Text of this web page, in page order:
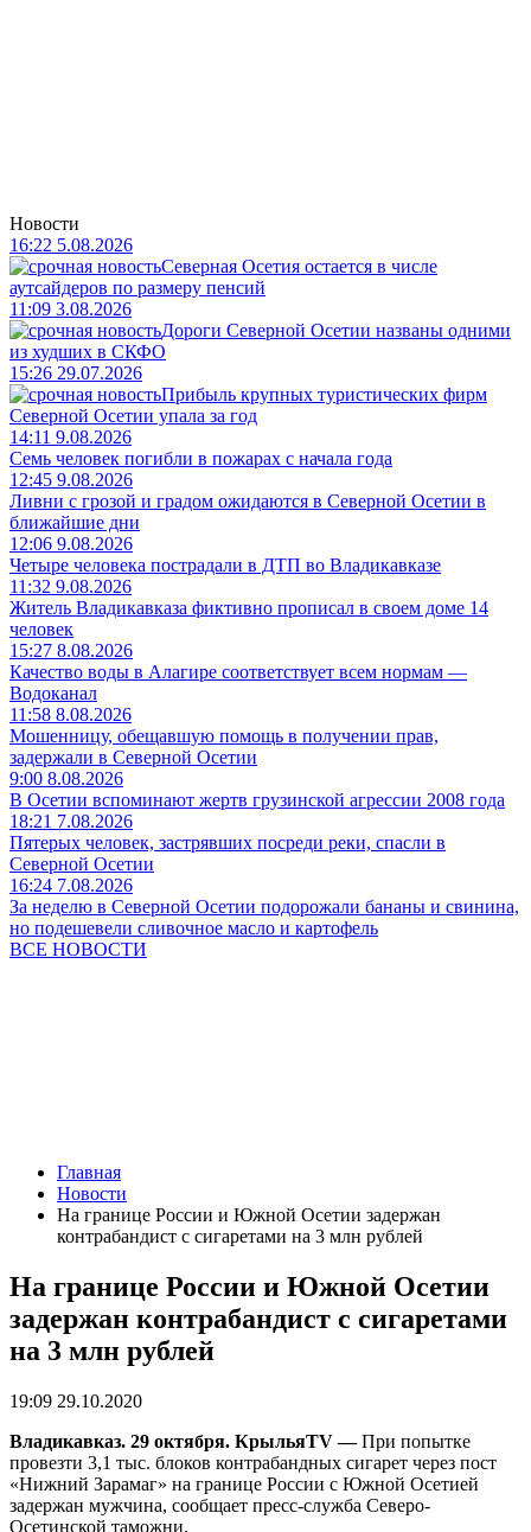
Новости
16:22 5.08.2026
Северная Осетия остается в числе
аутсайдеров по размеру пенсий
11:09 3.08.2026
Дороги Северной Осетии названы одними
из худших в СКФО
15:26 29.07.2026
Прибыль крупных туристических фирм
Северной Осетии упала за год
14:11 9.08.2026
Семь человек погибли в пожарах с начала года
12:45 9.08.2026
Ливни с грозой и градом ожидаются в Северной Осетии в
ближайшие дни
12:06 9.08.2026
Четыре человека пострадали в ДТП во Владикавказе
11:32 9.08.2026
Житель Владикавказа фиктивно прописал в своем доме 14
человек
15:27 8.08.2026
Качество воды в Алагире соответствует всем нормам —
Водоканал
11:58 8.08.2026
Мошенницу, обещавшую помощь в получении прав,
задержали в Северной Осетии
9:00 8.08.2026
В Осетии вспоминают жертв грузинской агрессии 2008 года
18:21 7.08.2026
Пятерых человек, застрявших посреди реки, спасли в
Северной Осетии
16:24 7.08.2026
За неделю в Северной Осетии подорожали бананы и свинина,
но подешевели сливочное масло и картофель
ВСЕ НОВОСТИ
Главная
Новости
На границе России и Южной Осетии задержан
контрабандист с сигаретами на 3 млн рублей
На границе России и Южной Осетии
задержан контрабандист с сигаретами
на 3 млн рублей
19:09 29.10.2020
Владикавказ. 29 октября. КрыльяTV —При попытке
провезти 3,1 тыс. блоков контрабандных сигарет через пост
«Нижний Зарамаг» на границе России с Южной Осетией
задержан мужчина, сообщает пресс-служба Северо-
Осетинской таможни.